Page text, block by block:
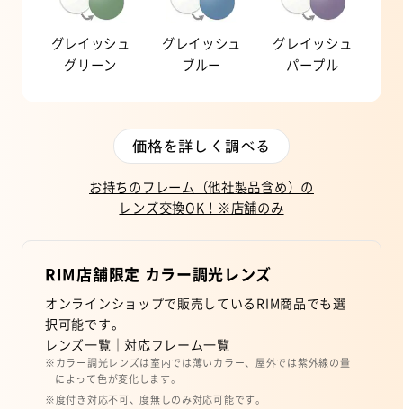
グレイッシュ
グリーン
グレイッシュ
ブルー
グレイッシュ
パープル
価格を詳しく調べる
お持ちのフレーム（他社製品含め）の
レンズ交換OK！※店舗のみ
RIM店舗限定 カラー調光レンズ
オンラインショップで販売しているRIM商品でも選
択可能です。
レンズ一覧 ｜対応フレーム一覧
※カラー調光レンズは室内では薄いカラー、屋外では紫外線の量
によって色が変化します。
※度付き対応不可、度無しのみ対応可能です。